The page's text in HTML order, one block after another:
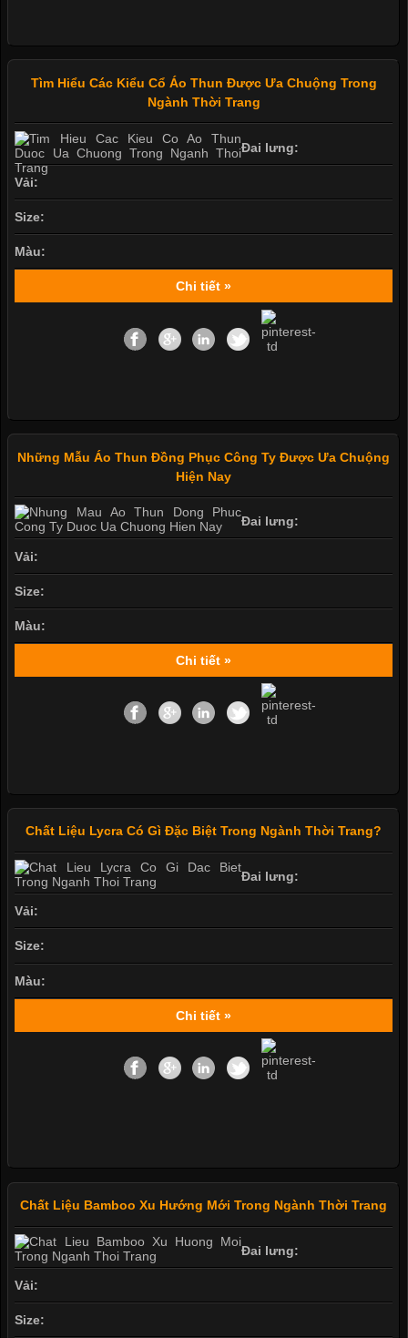
Tìm Hiểu Các Kiểu Cổ Áo Thun Được Ưa Chuộng Trong
Ngành Thời Trang
Đai lưng:
Vải:
Size:
Màu:
Chi tiết »
Những Mẫu Áo Thun Đồng Phục Công Ty Được Ưa Chuộng
Hiện Nay
Đai lưng:
Vải:
Size:
Màu:
Chi tiết »
Chất Liệu Lycra Có Gì Đặc Biệt Trong Ngành Thời Trang?
Đai lưng:
Vải:
Size:
Màu:
Chi tiết »
Chất Liệu Bamboo Xu Hướng Mới Trong Ngành Thời Trang
Đai lưng:
Vải:
Size: